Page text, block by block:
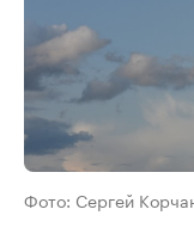
Фото: Сергей